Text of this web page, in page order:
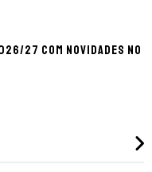
27 com novidades no